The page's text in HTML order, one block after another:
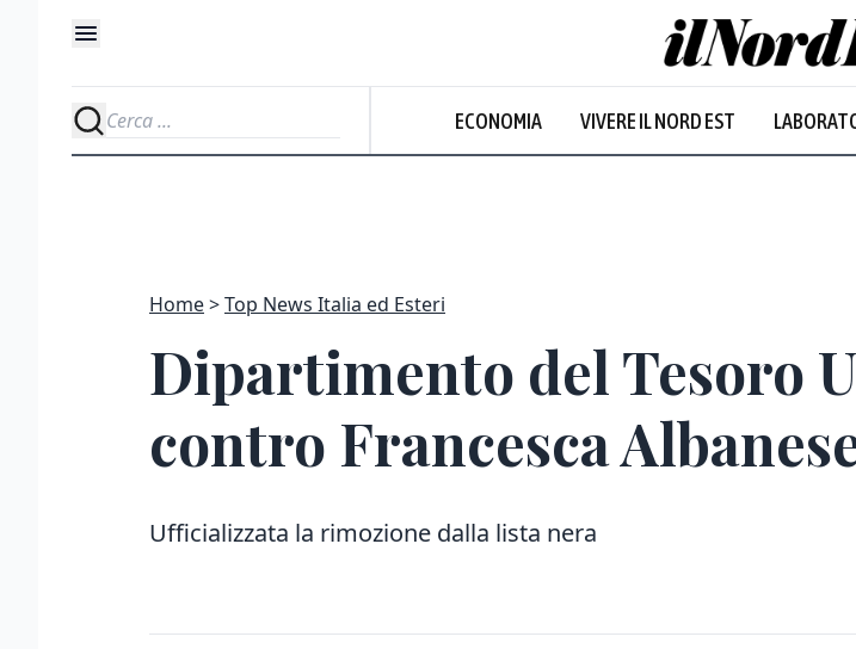
ECONOMIA VIVERE IL NORD EST
Home Top News Italia ed Esteri
Dipartimento del Tesoro
contro Francesca
Ufficializzata la rimozione dalla lista nera